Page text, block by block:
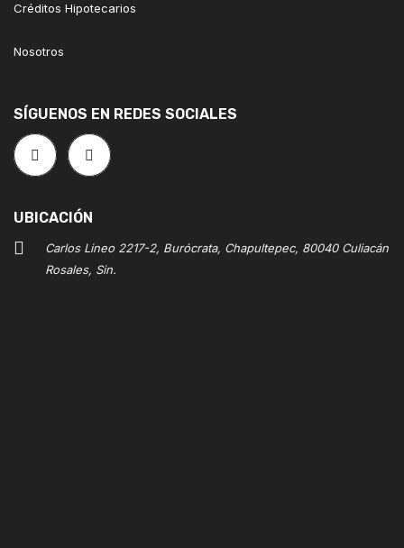
Créditos Hipotecarios
Nosotros
SÍGUENOS EN REDES SOCIALES
UBICACIÓN
Carlos Lineo 2217-2, Burócrata, Chapultepec, 80040 Culiacán
Rosales, Sin.